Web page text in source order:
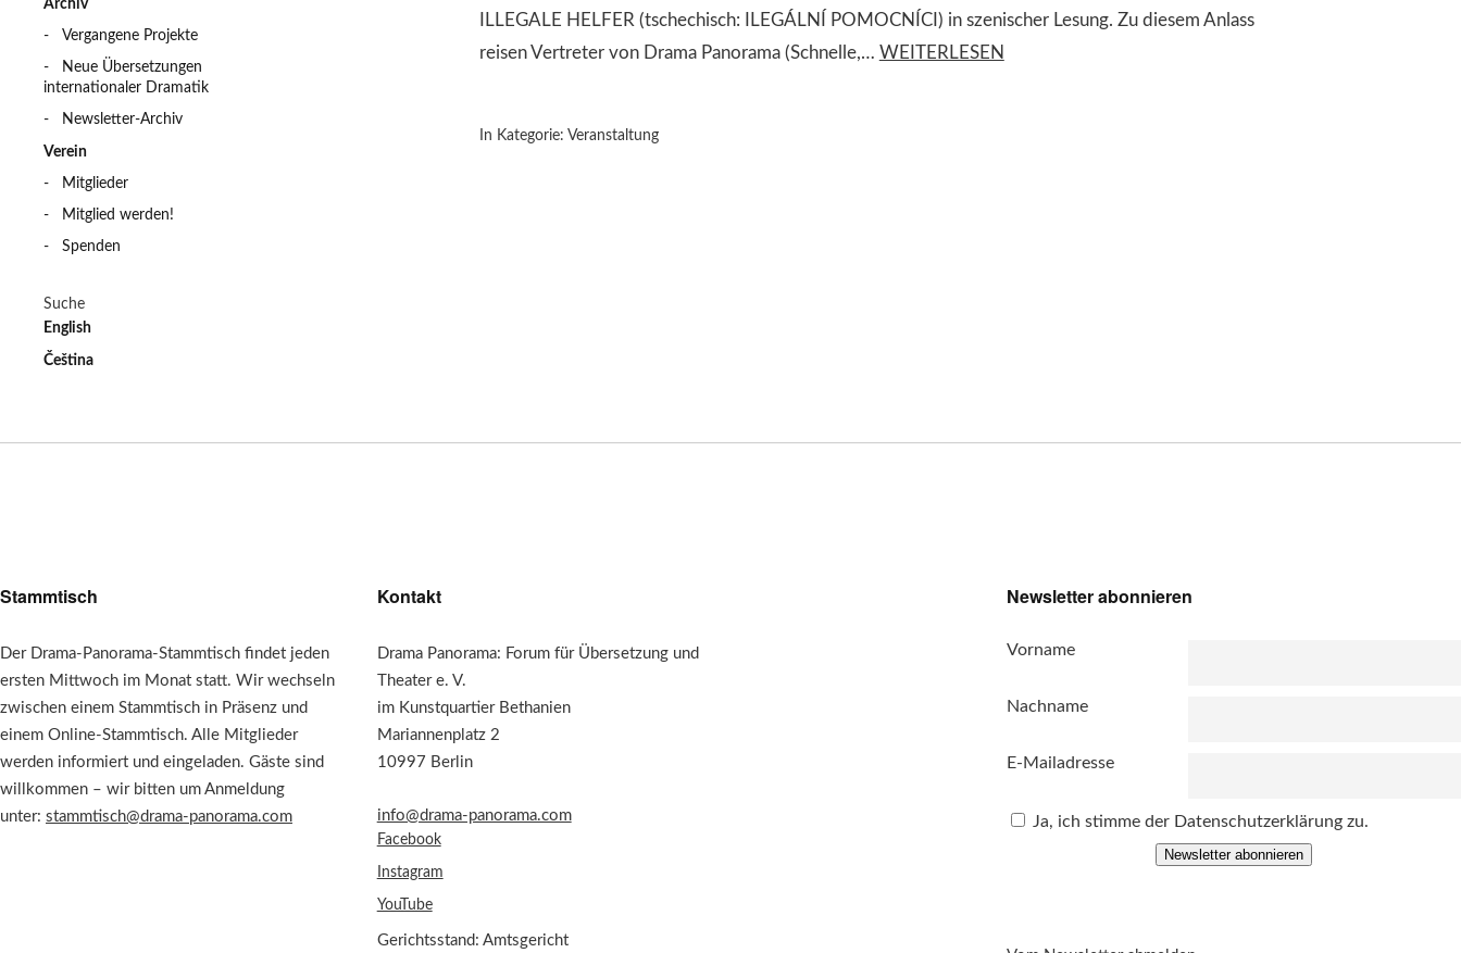
Archiv
Vergangene Projekte
Neue Übersetzungen
internationaler Dramatik
Newsletter-Archiv
Verein
Mitglieder
Mitglied werden!
Spenden
Suche
English
Čeština
ILLEGALE HELFER (tschechisch: ILEGÁLNÍ POMOCNÍCI) in szenischer Lesung. Zu diesem Anlass
reisen Vertreter von Drama Panorama (Schnelle,… WEITERLESEN
In Kategorie: Veranstaltung
Stammtisch
Der Drama-Panorama-Stammtisch findet jeden
ersten Mittwoch im Monat statt. Wir wechseln
zwischen einem Stammtisch in Präsenz und
einem Online-Stammtisch. Alle Mitglieder
werden informiert und eingeladen. Gäste sind
willkommen – wir bitten um Anmeldung
unter: stammtisch@drama-panorama.com
Kontakt
Drama Panorama: Forum für Übersetzung und
Theater e. V.
im Kunstquartier Bethanien
Mariannenplatz 2
10997 Berlin
info@drama-panorama.com
Facebook
Instagram
YouTube
Gerichtsstand: Amtsgericht
Newsletter abonnieren
Vorname
Nachname
E-Mailadresse
Ja, ich stimme der Datenschutzerklärung zu.
Newsletter abonnieren